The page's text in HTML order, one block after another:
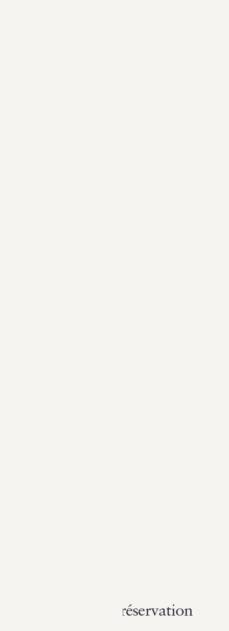
Conditions de réservation